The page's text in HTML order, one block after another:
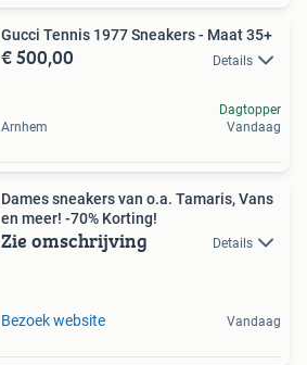
Gucci Tennis 1977 Sneakers - Maat 35+
€ 500,00 Details
Arnhem
Dagtopper
Vandaag
Dames sneakers van o.a. Tamaris, Vans
en meer! -70% Korting!
Zie omschrijving Details
Bezoek website Vandaag